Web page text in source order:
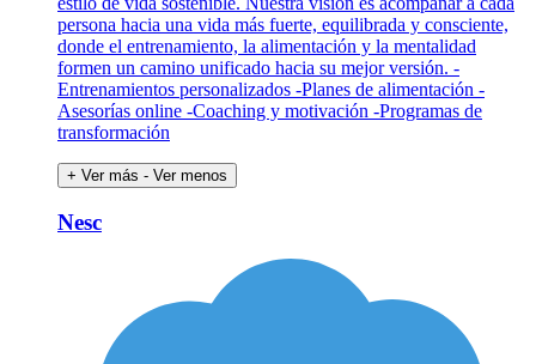
persona hacia una vida más fuerte, equilibrada y consciente,
donde el entrenamiento, la alimentación y la mentalidad
formen un camino unificado hacia su mejor versión. -
Entrenamientos personalizados -Planes de alimentación -
Asesorías online -Coaching y motivación -Programas de
transformación
+ Ver más - Ver menos
Nesc